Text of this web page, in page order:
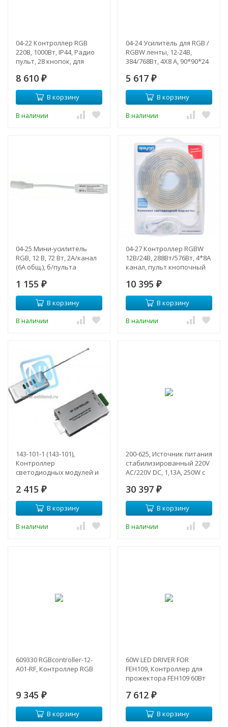
04-22 Контроллер RGB
220В, 1000Вт, IP44, Радио
пульт, 28 кнопок, для
метр,130х60х50мм
8 610 ₽
В корзину
В наличии
04-24 Усилитель для RGB /
RGBW ленты, 12-24В,
384/768Вт, 4X8 А, 90*90*24
5 617 ₽
В корзину
В наличии
04-25 Мини-усилитель
RGB, 12 В, 72 Вт, 2А/канал
(6А общ.), б/пульта
1 155 ₽
В корзину
В наличии
04-27 Контроллер RGBW
12В/24В, 288Вт/576Вт, 4*8А
канал, пульт кнопочный
91*89*24мм
10 395 ₽
В корзину
В наличии
143-101-1 (143-101),
Контроллер
светодиодных модулей и
24В/10А
2 415 ₽
В корзину
В наличии
200-625, Источник питания
стабилизированный 220V
AC/220V DC, 1,13A, 250W с
влагозащит
30 397 ₽
В корзину
В наличии
609330 RGBcontroller-12-
A01-RF, Контроллер RGB
9 345 ₽
В корзину
60W LED DRIVER FOR
FEH109, Контроллер для
прожектора FEH109 60Вт
7 612 ₽
В корзину